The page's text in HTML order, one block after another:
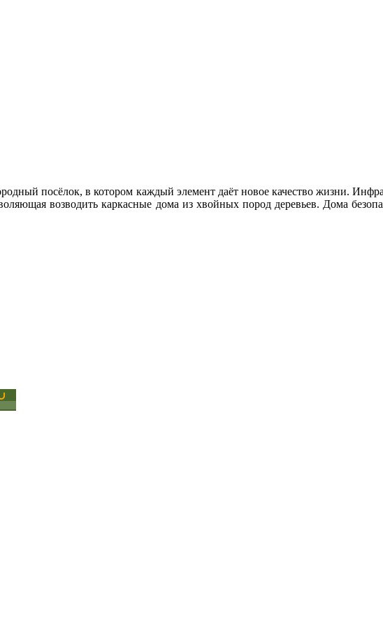
посёлок, в котором каждый элемент даёт новое качество жизни.
возводить каркасные дома из хвойных пород деревьев. Дома